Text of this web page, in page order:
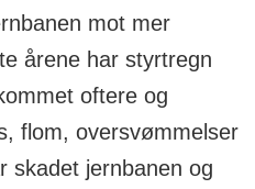
mot mer
årene har styrtregn
oftere og
flom, oversvømmelser
skadet jernbanen og